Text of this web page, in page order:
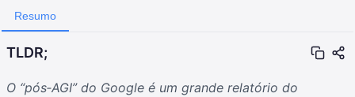
Resumo
TLDR;
O “pós‑AGI” do Google é um grande relatório do